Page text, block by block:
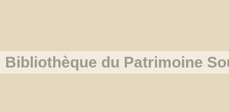
Bibliothèque du Patrimoine